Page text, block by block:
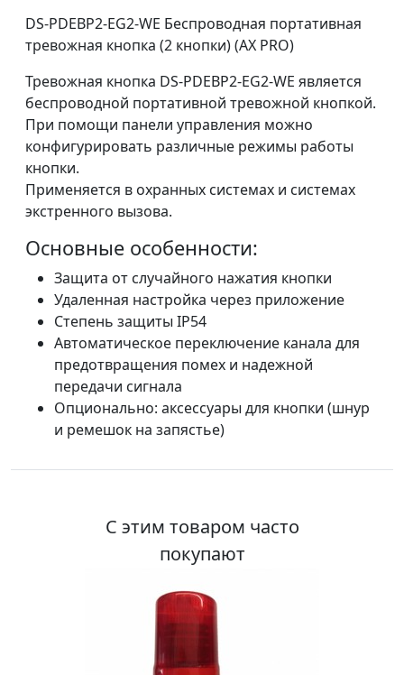
DS-PDEBP2-EG2-WE Беспроводная портативная
тревожная кнопка (2 кнопки) (AX PRO)
Тревожная кнопка DS-PDEBP2-EG2-WE является
беспроводной портативной тревожной кнопкой.
При помощи панели управления можно
конфигурировать различные режимы работы
кнопки.
Применяется в охранных системах и системах
экстренного вызова.
Основные особенности:
Защита от случайного нажатия кнопки
Удаленная настройка через приложение
Степень защиты IP54
Автоматическое переключение канала для
предотвращения помех и надежной
передачи сигнала
Опционально: аксессуары для кнопки (шнур
и ремешок на запястье)
С этим товаром часто
покупают